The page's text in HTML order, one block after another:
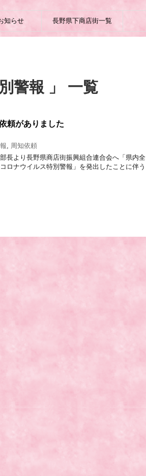
知らせ 長野県下商店街一覧
警報 」 一覧
頼がありました
, 周知依頼
より長野県商店街振興組合連合会へ「県内全
ロナウイルス特別警報」を発出したことに伴う